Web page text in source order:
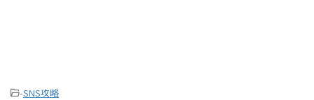
-SNS攻略